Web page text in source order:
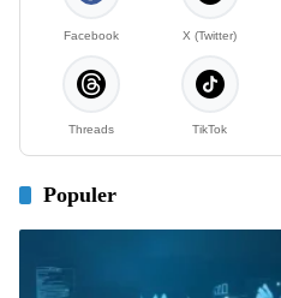
Facebook X (Twitter)
Threads TikTok
Populer